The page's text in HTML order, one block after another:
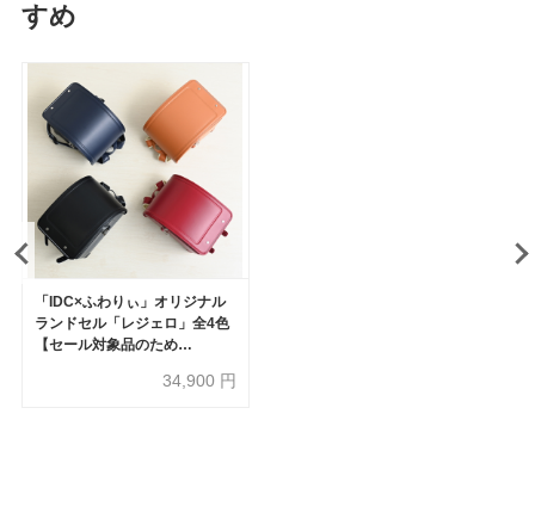
すめ
「IDC×ふわりぃ」オリジナル
ランドセル「レジェロ」全4色
【セール対象品のため
34,900 円